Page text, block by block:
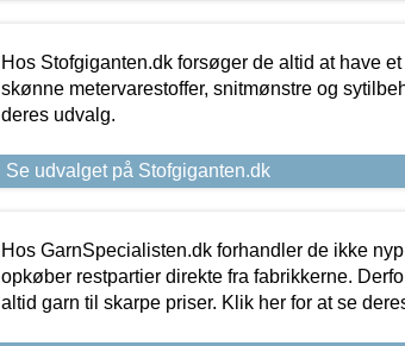
Hos Stofgiganten.dk forsøger de altid at have
skønne metervarestoffer, snitmønstre og
deres udvalg.
Se udvalget på Stofgiganten.dk
Hos GarnSpecialisten.dk forhandler de ikke
opkøber restpartier direkte fra fabrikkerne.
altid garn til skarpe priser. Klik her for at se